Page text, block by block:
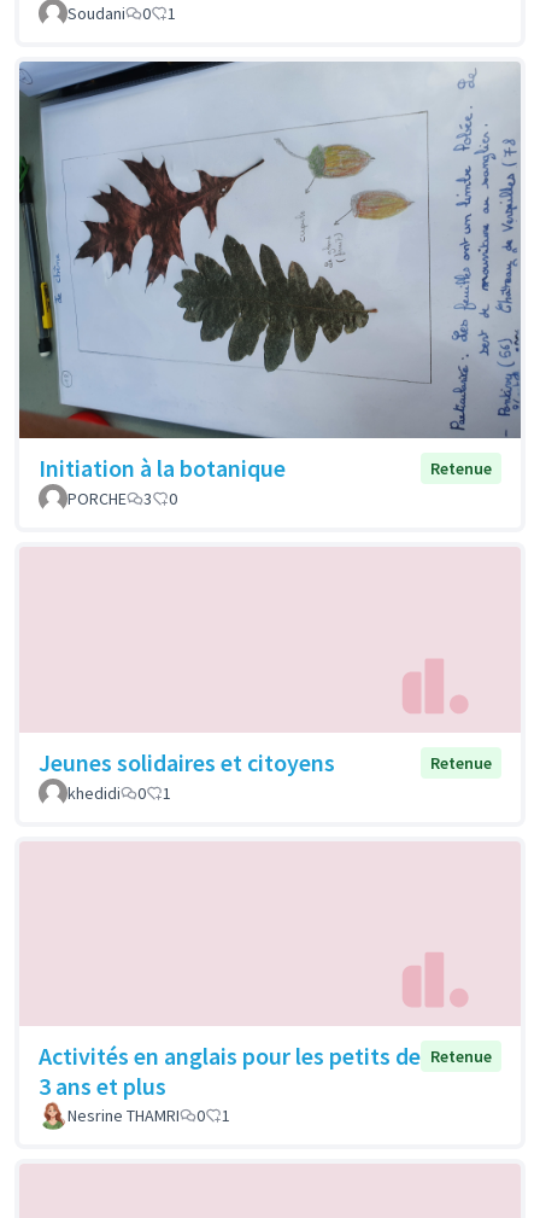
Soudani
0 1
Initiation à la botanique
Retenue
PORCHE
3 0
Jeunes solidaires et citoyens
Retenue
khedidi
0 1
Activités en anglais pour les petits de
3 ans et plus
Retenue
Nesrine THAMRI 0 1